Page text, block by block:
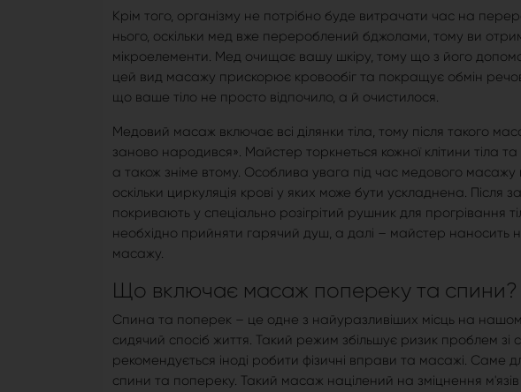
Крім того, організму не потрібно буде витрачати час на
нього, оскільки мед вже перероблений бджолами, тому ви
мікроелементи. Мед очищає вашу шкіру, тому що з його
цей вид масажу прискорює кровообіг та покращує обмін
що ваше тіло не просто відпочило, а й очистилося.
Медовий масаж включає всі ділянки тіла, тому після такого
заново народився». Майстер торкнеться кожної клітини тіла
а також зніме втому. Особлива увага під час медового масажу
оскільки циркуляція крові у яких може бути ускладнена. Після
покривають у спеціально розігрітий рушник для прогрівання
необхідно прийняти гарячий душ, а далі – майстер наносить
масажу.
Що включає масаж попереку та спини?
Спина та поперек – це одне з найуразливіших місць на
сидячий спосіб життя. Такий режим збільшує ризик проблем
рекомендується іноді робити фізичні вправи та масажі. Саме
спини та попереку. Такий масаж націлений на зміцнення